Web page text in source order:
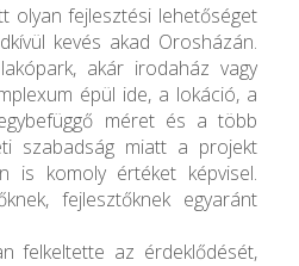
olyan fejlesztési lehetőséget
kevés akad Orosházán.
akár irodaház vagy
épül ide, a lokáció, a
méret és a több
szabadság miatt a projekt
is komoly értéket képvisel.
fejlesztőknek egyaránt
felkeltette az érdeklődését,